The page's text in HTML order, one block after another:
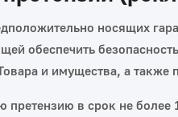
носящих
обеспечить
и имущества, а
претензию в срок не